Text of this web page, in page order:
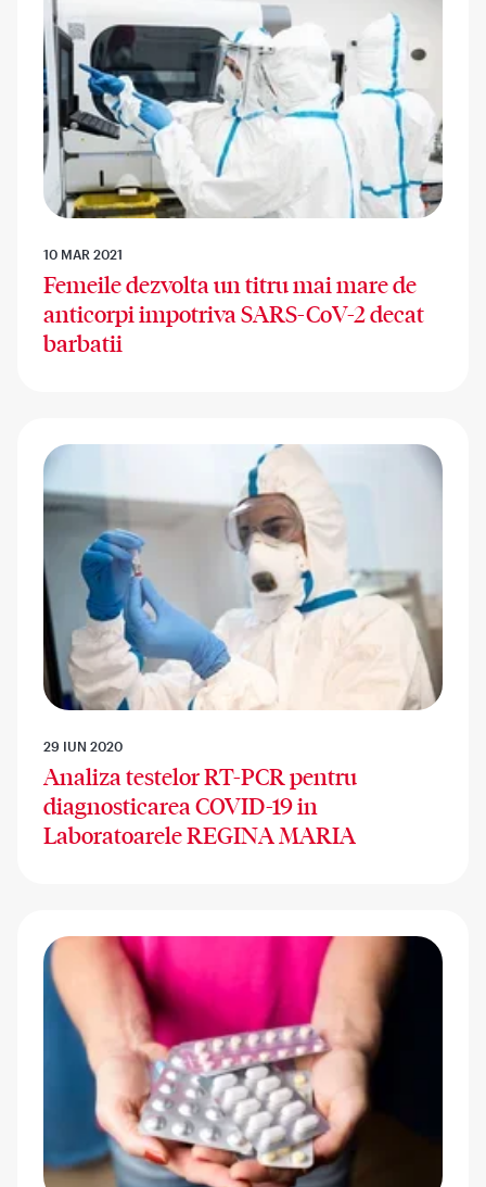
10 MAR 2021
Femeile dezvolta un titru mai mare de
anticorpi impotriva SARS-CoV-2 decat
barbatii
29 IUN 2020
Analiza testelor RT-PCR pentru
diagnosticarea COVID-19 in
Laboratoarele REGINA MARIA